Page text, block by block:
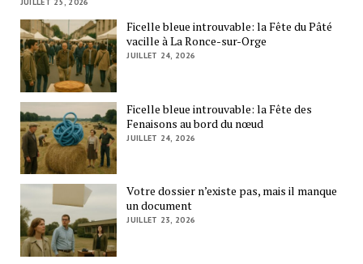
Ficelle bleue introuvable: la Fête du Pâté
vacille à La Ronce-sur-Orge
JUILLET 24, 2026
Ficelle bleue introuvable: la Fête des
Fenaisons au bord du nœud
JUILLET 24, 2026
Votre dossier n’existe pas, mais il manque
un document
JUILLET 23, 2026